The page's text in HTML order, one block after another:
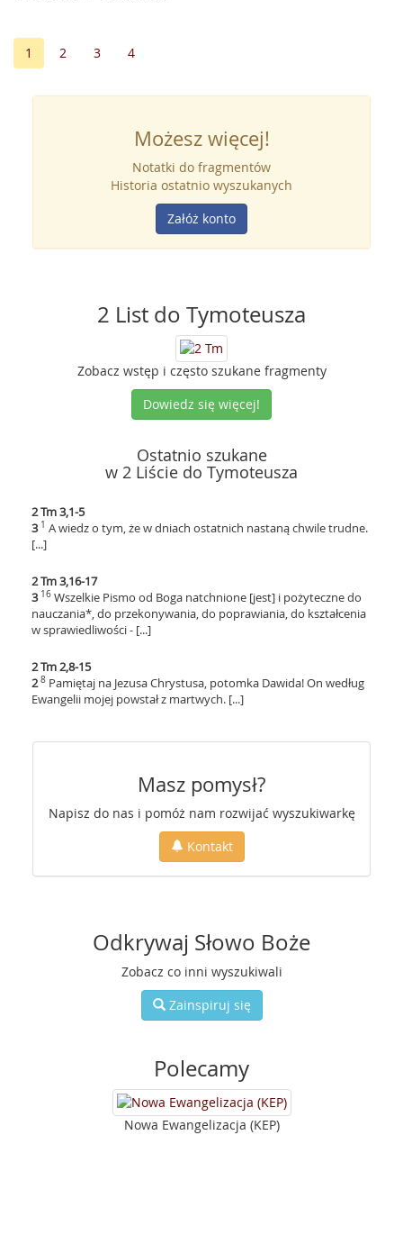
1 2 3 4
Możesz więcej!
Notatki do fragmentów
Historia ostatnio wyszukanych
Załóż konto
2 List do Tymoteusza
Zobacz wstęp i często szukane fragmenty
Dowiedz się więcej!
Ostatnio szukane
w 2 Liście do Tymoteusza
2 Tm 3,1-5
3 1 A wiedz o tym, że w dniach ostatnich nastaną chwile trudne.
[...]
2 Tm 3,16-17
3 16 Wszelkie Pismo od Boga natchnione [jest] i pożyteczne do
nauczania*, do przekonywania, do poprawiania, do kształcenia
w sprawiedliwości - [...]
2 Tm 2,8-15
2 8 Pamiętaj na Jezusa Chrystusa, potomka Dawida! On według
Ewangelii mojej powstał z martwych. [...]
Masz pomysł?
Napisz do nas i pomóż nam rozwijać wyszukiwarkę
Kontakt
Odkrywaj Słowo Boże
Zobacz co inni wyszukiwali
Zainspiruj się
Polecamy
Nowa Ewangelizacja (KEP)